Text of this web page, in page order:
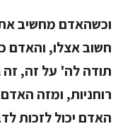
וכשהאדם מחשיב
חשוב אצלו, והאדם
תודה לה' על זה, זה
רוחניות, ומזה
האדם יכול לזכות